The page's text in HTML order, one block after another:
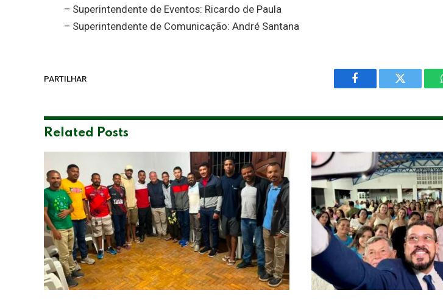
– Superintendente de Eventos: Ricardo de Paula
– Superintendente de Comunicação: André Santana
PARTILHAR
Facebook Twitter
Related Posts